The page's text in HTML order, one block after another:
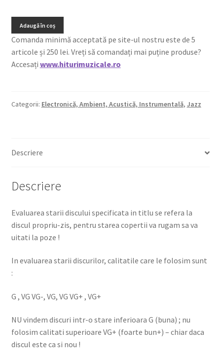
Adaugă în coș
Comanda minimă acceptată pe site-ul nostru este de 5
articole și 250 lei. Vreți să comandați mai puține produse?
Accesați www.hiturimuzicale.ro
Categorii: Electronică, Ambient, Acustică, Instrumentală, Jazz
Descriere
Descriere
Evaluarea starii discului specificata in titlu se refera la
discul propriu-zis, pentru starea copertii va rugam sa va
uitati la poze !
In evaluarea starii discurilor, calitatile care le folosim sunt
:
G , VG VG-, VG, VG VG+ , VG+
NU vindem discuri intr-o stare inferioara G (buna) ; nu
folosim calitati superioare VG+ (foarte bun+) – chiar daca
discul este ca si nou !